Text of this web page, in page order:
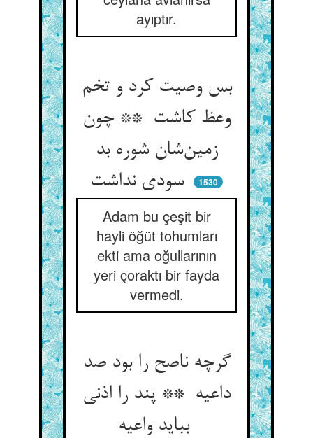
ayıptır.
بس وصیت کرد و تخم
وعظ کاشت ** چون
زمین‌شان شوره بد
سودی نداشت
1530
Adam bu çeşit bir
hayli öğüt tohumları
ekti ama oğullarının
yeri çoraktı bir fayda
vermedi.
گرچه ناصح را بود صد
داعیه ** پند را اذنی
بباید واعیه